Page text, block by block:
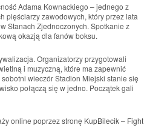
Adama Kownackiego – jednego z
pięściarzy zawodowych, który przez lata
Stanach Zjednoczonych. Spotkanie z
okazją dla fanów boksu.
Organizatorzy przygotowali
i muzyczną, które ma zapewnić
wieczór Stadion Miejski stanie się
połączą się w jedno. Początek gali
online poprzez stronę KupBilecik – Fight